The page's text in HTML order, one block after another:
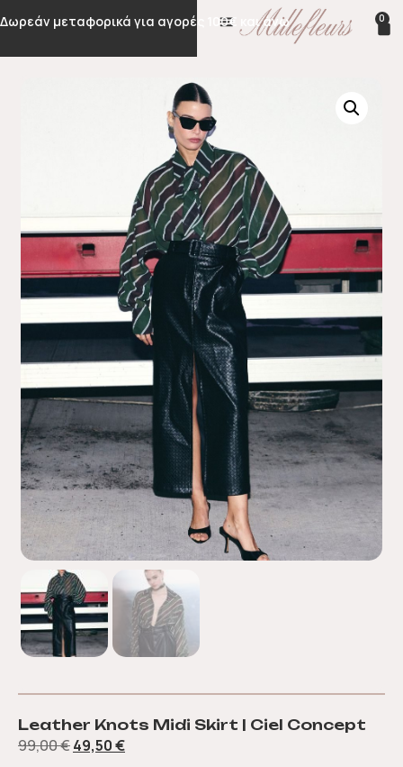
Δωρεάν μεταφορικά για αγορές 100€ και άνω 0
Leather Knots Midi Skirt | Ciel Concept
99,00€49,50€